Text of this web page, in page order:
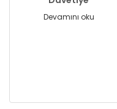
Devamını oku